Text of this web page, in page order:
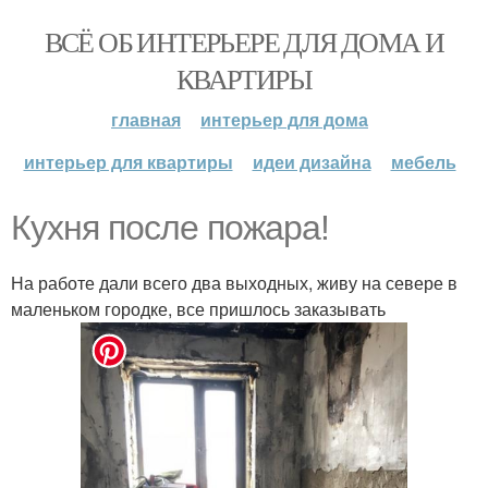
ВСЁ ОБ ИНТЕРЬЕРЕ ДЛЯ ДОМА И
КВАРТИРЫ
главная
интерьер для дома
интерьер для квартиры
идеи дизайна мебель
Кухня после пожара!
На работе дали всего два выходных, живу на севере в
маленьком городке, все пришлось заказывать